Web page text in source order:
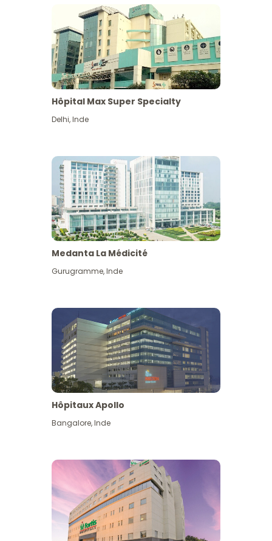
Hôpital Max Super Specialty
Delhi,Inde
Medanta La Médicité
Gurugramme,Inde
Hôpitaux Apollo
Bangalore,Inde